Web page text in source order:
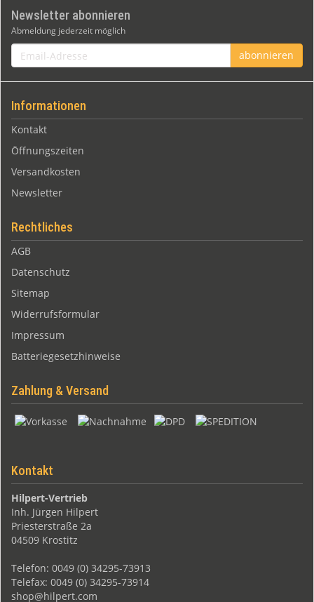
Newsletter abonnieren
Abmeldung jederzeit möglich
Email-
Adresse
abonnieren
Informationen
Kontakt
Öffnungszeiten
Versandkosten
Newsletter
Rechtliches
AGB
Datenschutz
Sitemap
Widerrufsformular
Impressum
Batteriegesetzhinweise
Zahlung & Versand
Kontakt
Hilpert-Vertrieb
Inh. Jürgen Hilpert
Priesterstraße 2a
04509 Krostitz
Telefon: 0049 (0) 34295-73913
Telefax: 0049 (0) 34295-73914
shop@hilpert.com